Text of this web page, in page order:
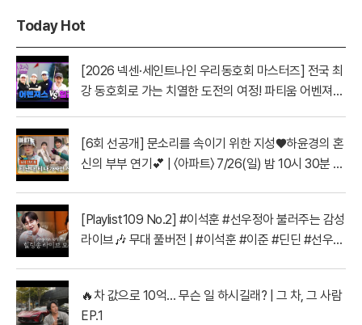
Today Hot
[2026 넥센·세인트나인 우리동호회 마스터즈] 전국 최
강 동호회로 가는 치열한 도전의 여정! 파티움 어벤져스
[6회 선공개] 문소리를 속이기 위한 지성♥하윤경의 혼
신의 부부 연기💕 | 〈아파트〉 7/26(일) 밤 10시 30분 방
[Playlist109 No.2] #이석훈 #선우정아 불러주는 감성
라이브🎶 무대 풀버전 | #이석훈 #이준 #딘딘 #선우정
🔥차 값으로 10억… 무슨 일 하시길래? | 그 차, 그 사람
EP.1